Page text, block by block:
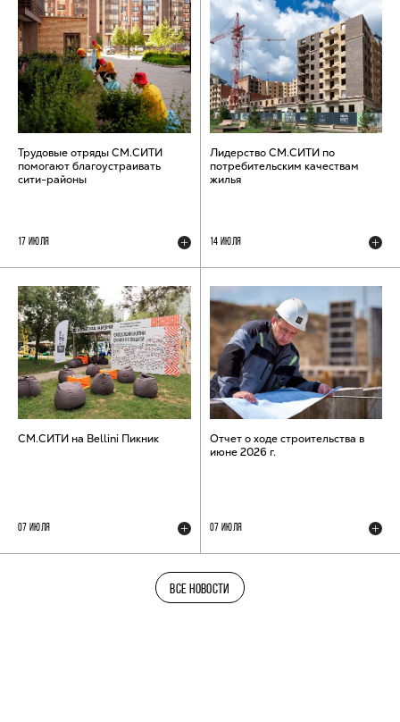
Трудовые отряды СМ.СИТИ
помогают благоустраивать
сити-районы
17 ИЮЛЯ
Лидерство СМ.СИТИ по
потребительским качествам
жилья
14 ИЮЛЯ
СМ.СИТИ на Bellini Пикник
07 ИЮЛЯ
Отчет о ходе строительства в
июне 2026 г.
07 ИЮЛЯ
ВСЕ НОВОСТИ